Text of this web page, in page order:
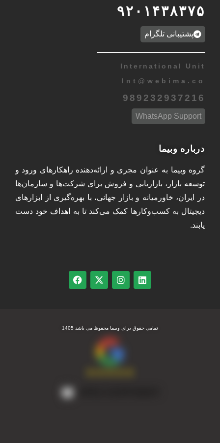
۹۲۰۱۴۳۸۳۷۵
پشتیبانی تلگرام
International Unit
Int @ webima.co
989232937216
WhatsApp Support
درباره وبیما
گروه وبیما به عنوان مجری و ارائه‌دهنده راهکارهای ورود و
توسعه بازار، بازاریابی و فروش برای شرکت‌ها و سازمان‌ها
در ایران، خاورمیانه و بازار جهانی، با بهره‌گیری از ابزارهای
دیجیتال به کسب‌وکارها کمک می‌کند تا به اهداف خود دست
یابند.
تمامی حقوق برای وبیما محفوظ می باشد 1405